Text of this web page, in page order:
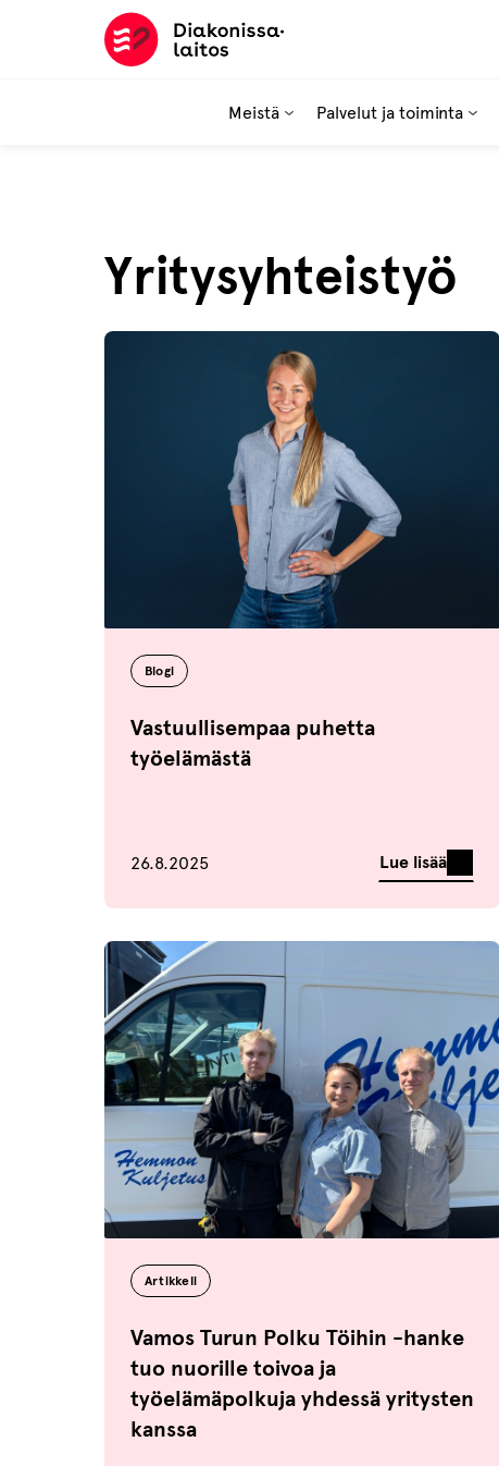
Meistä Palvelut ja toiminta
Aihealueet:
Yritysyhteistyö
Blogi
Vastuullisempaa puhetta
työelämästä
Julkaistu
26.8.2025 Lue lisää
Artikkeli
Vamos Turun Polku Töihin -hanke
tuo nuorille toivoa ja
työelämäpolkuja yhdessä yritysten
kanssa